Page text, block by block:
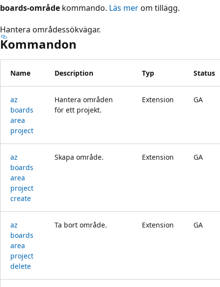
boards-område kommando. Läs merom tillägg.
Hantera områdessökvägar.
Kommandon
Name Description Typ Status
az
boards
area
project
Hantera områden
för ett projekt.
Extension GA
az
boards
area
project
create
Skapa område. Extension GA
az
boards
area
project
delete
Ta bort område. Extension GA